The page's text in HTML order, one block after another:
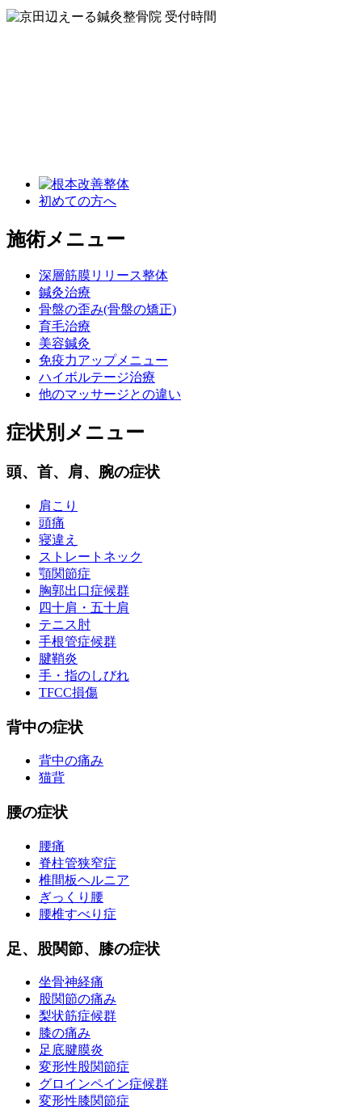
初めての方へ
施術メニュー
深層筋膜リリース整体
鍼灸治療
骨盤の歪み(骨盤の矯正)
育毛治療
美容鍼灸
免疫力アップメニュー
ハイボルテージ治療
他のマッサージとの違い
症状別メニュー
頭、首、肩、腕の症状
肩こり
頭痛
寝違え
ストレートネック
顎関節症
胸郭出口症候群
四十肩・五十肩
テニス肘
手根管症候群
腱鞘炎
手・指のしびれ
TFCC損傷
背中の症状
背中の痛み
猫背
腰の症状
腰痛
脊柱管狭窄症
椎間板ヘルニア
ぎっくり腰
腰椎すべり症
足、股関節、膝の症状
坐骨神経痛
股関節の痛み
梨状筋症候群
膝の痛み
足底腱膜炎
変形性股関節症
グロインペイン症候群
変形性膝関節症